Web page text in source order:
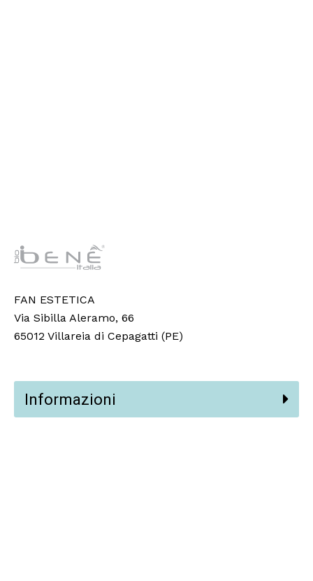
FAN ESTETICA
Via Sibilla Aleramo, 66
65012 Villareia di Cepagatti (PE)
Informazioni